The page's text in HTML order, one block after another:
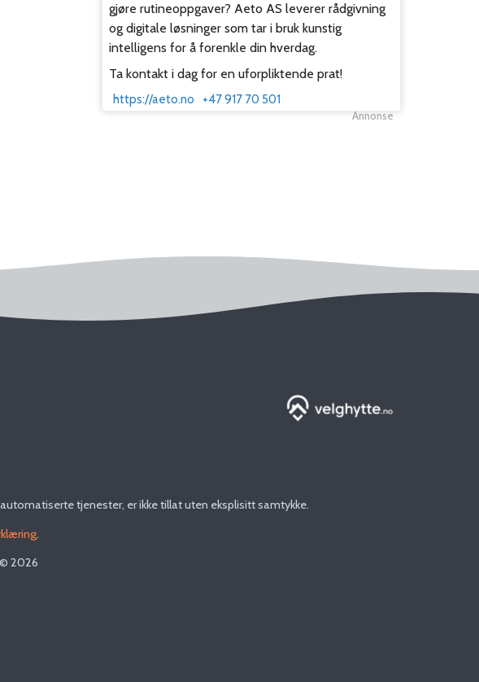
gjøre rutineoppgaver? Aeto AS leverer rådgivning
og digitale løsninger som tar i bruk kunstig
intelligens for å forenkle din hverdag.
Ta kontakt i dag for en uforpliktende prat!
https://aeto.no +47 917 70 501
Annonse
tjenester, er ikke tillat uten eksplisitt samtykke.
.
© 2026